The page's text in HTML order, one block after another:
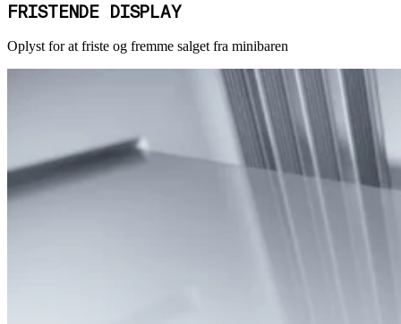
FRISTENDE DISPLAY
Oplyst for at friste og fremme salget fra minibaren